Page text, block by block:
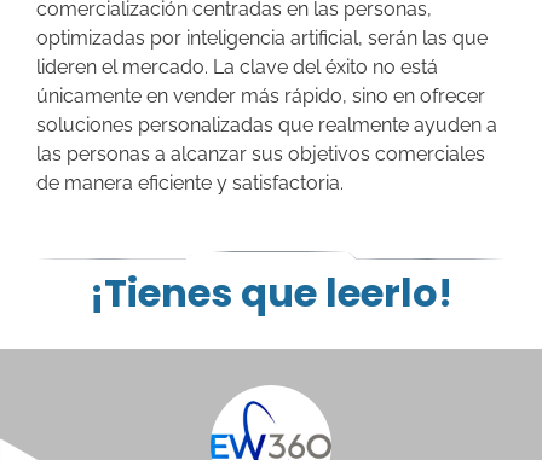
comercialización centradas en las personas,
optimizadas por inteligencia artificial, serán las que
lideren el mercado. La clave del éxito no está
únicamente en vender más rápido, sino en ofrecer
soluciones personalizadas que realmente ayuden a
las personas a alcanzar sus objetivos comerciales
de manera eficiente y satisfactoria.
¡Tienes que leerlo!